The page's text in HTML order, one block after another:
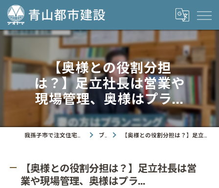
【奥様との役割分担
は？】足立社長は営業や
現場管理、奥様はプラ...
ブログ 【奥様との役割分担は？】足立社長は営業や現場管理、奥様はプラ...
【奥様との役割分担は？】足立社長は営
業や現場管理、奥様はプラ...